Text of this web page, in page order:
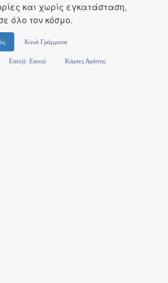
και χωρίς εγκατάσταση,
όλο τον κόσμο.
Κουλ Γράμματα
Emoji: Emoji Κάρτες Αγάπης